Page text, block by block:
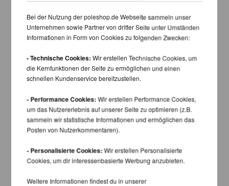
Bei der Nutzung der poleshop.de Webseite sammeln unser
Unternehmen sowie Partner von dritter Seite unter Umständen
Informationen in Form von Cookies zu folgenden Zwecken:
- Technische Cookies: Wir erstellen Technische Cookies, um
die Kernfunktionen der Seite zu ermöglichen und einen
schnellen Kundenservice bereitzustellen.
- Performance Cookies:Wir erstellen Performance Cookies,
um das Nutzererlebnis auf unserer Seite zu optimieren (z.B.
sammeln wir statistische Informationen und ermöglichen das
Posten von Nutzerkommentaren).
- Personalisierte Cookies:Wir erstellen Personalisierte
Cookies, um dir interessenbasierte Werbung anzubieten.
Weitere Informationen findest du in unserer